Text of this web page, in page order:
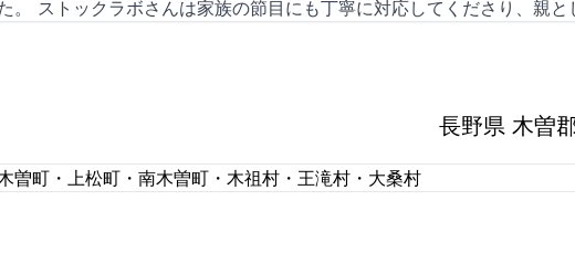
。 ストックラボさんは家族の節目にも丁寧に対応してくださり、親と
長野県 木曽
曽町・上松町・南木曽町・木祖村・王滝村・大桑村